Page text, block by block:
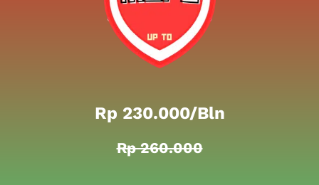
Rp 230.000/bln
Rp 260.000